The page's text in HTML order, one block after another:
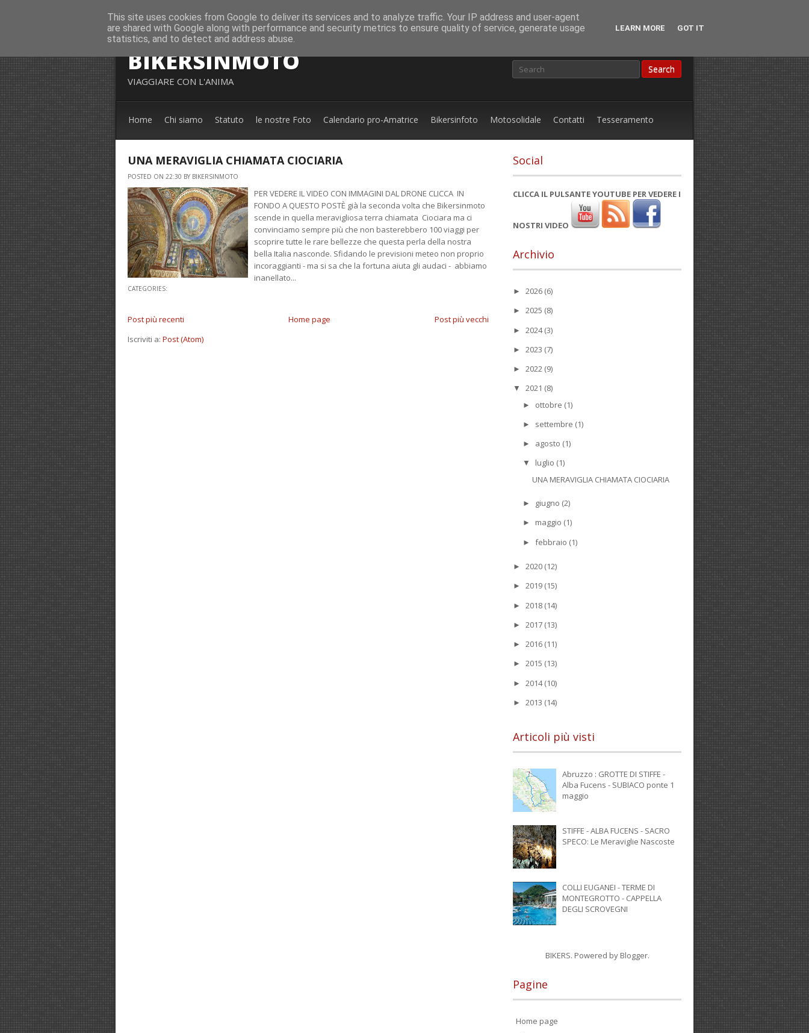
BIKERSINMOTO
VIAGGIARE CON L'ANIMA
Home Chi siamo Statuto le nostre Foto Calendario pro-Amatrice Bikersinfoto Motosolidale Contatti Tesseramento
UNA MERAVIGLIA CHIAMATA CIOCIARIA
POSTED ON 22:30 BY BIKERSINMOTO
PER VEDERE IL VIDEO CON IMMAGINI DAL DRONE CLICCA IN
FONDO A QUESTO POSTÈ già la seconda volta che Bikersinmoto
scende in quella meravigliosa terra chiamata Ciociara ma ci
convinciamo sempre più che non basterebbero 100 viaggi per
scoprire tutte le rare bellezze che questa perla della nostra
bella Italia nasconde. Sfidando le previsioni meteo non proprio
incoraggianti - ma si sa che la fortuna aiuta gli audaci - abbiamo
inanellato...
CATEGORIES:
Post più recenti Post più vecchi
Home page
Iscriviti a: Post (Atom)
Social
CLICCA IL PULSANTE YOUTUBE PER VEDERE I
NOSTRI VIDEO
Archivio
► 2026 (6)
► 2025 (8)
► 2024(3)
► 2023 (7)
► 2022 (9)
▼ 2021 (8)
► ottobre (1)
► settembre (1)
► agosto (1)
▼ luglio (1)
UNA MERAVIGLIA CHIAMATA CIOCIARIA
► giugno (2)
► maggio (1)
► febbraio (1)
► 2020 (12)
► 2019 (15)
► 2018 (14)
► 2017 (13)
► 2016 (11)
► 2015 (13)
► 2014(10)
► 2013 (14)
Articoli più visti
Abruzzo : GROTTE DI STIFFE -
Alba Fucens - SUBIACO ponte 1
maggio
STIFFE - ALBA FUCENS - SACRO
SPECO: Le Meraviglie Nascoste
COLLI EUGANEI - TERME DI
MONTEGROTTO - CAPPELLA
DEGLI SCROVEGNI
BIKERS. Powered by Blogger.
Pagine
Home page
This site uses cookies from Google to deliver its services and to analyze traffic. Your IP address and user-agent
are shared with Google along with performance and security metrics to ensure quality of service, generate usage
statistics, and to detect and address abuse.
LEARN MORE GOT IT